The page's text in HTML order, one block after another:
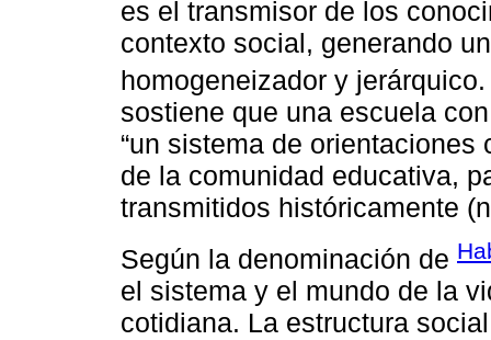
es el transmisor de los
contexto social, generando
homogeneizador y
sostiene que una escuela
“un sistema de
de la comunidad educativa,
transmitidos históricamente
Según la denominación de
el sistema y el mundo de la
cotidiana. La estructura